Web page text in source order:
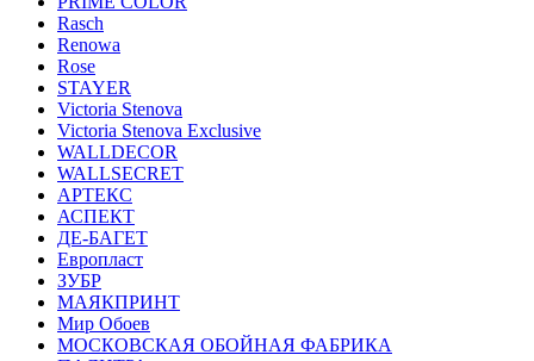
Rasch
Renowa
Rose
STAYER
Victoria Stenova
Victoria Stenova Exclusive
WALLDECOR
WALLSECRET
АРТЕКС
АСПЕКТ
ДЕ-БАГЕТ
Европласт
ЗУБР
МАЯКПРИНТ
Мир Обоев
МОСКОВСКАЯ ОБОЙНАЯ ФАБРИКА